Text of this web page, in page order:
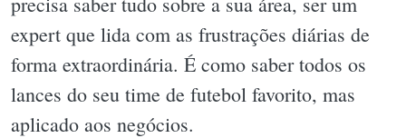
expert que lida com as frustrações diárias de
forma extraordinária. É como saber todos os
lances do seu time de futebol favorito, mas
aplicado aos negócios.